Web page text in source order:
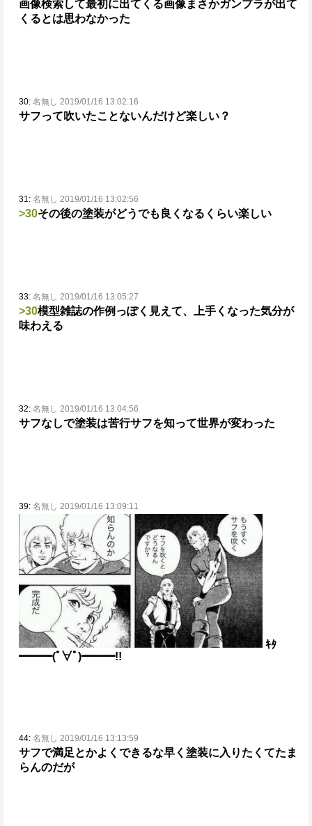
画像検索して最初に出てくる画像 まさかガンプラが出て
くるとは思わなかった
30: 名無し 2019/01/16 13:02:16
サフって吹いたことないんだけど楽しい？
31: 名無し 2019/01/16 13:02:56
>30その後の塗装がどうでも良くなるくらい楽しい
33: 名無し 2019/01/16 13:05:27
>30模型雑誌の作例っぽく見えて、上手くなった気分が
味わえる
32: 名無し 2019/01/16 13:04:56
サフなしで塗装は苦行サフを知って世界が変わった
39: 名無し 2019/01/16 13:09:11
ｷﾀ
━━━(ﾟ∀ﾟ)━━━!!
44: 名無し 2019/01/16 13:13:59
サフで満足とかよくできるな早く塗装に入りたくてたま
らんのだが